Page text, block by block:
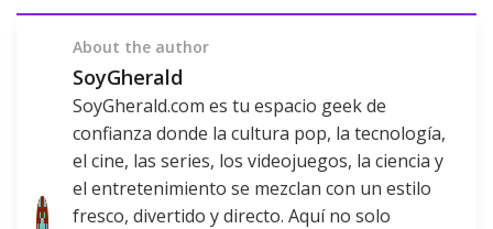
About the author
SoyGherald
SoyGherald.com es tu espacio geek de
confianza donde la cultura pop, la tecnología,
el cine, las series, los videojuegos, la ciencia y
el entretenimiento se mezclan con un estilo
fresco, divertido y directo. Aquí no solo